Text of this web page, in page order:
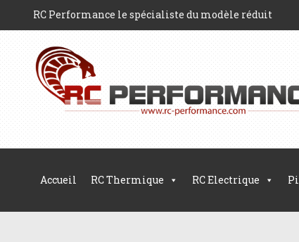
RC Performance le spécialiste du modèle réduit
Accueil RC Thermique RC Electrique